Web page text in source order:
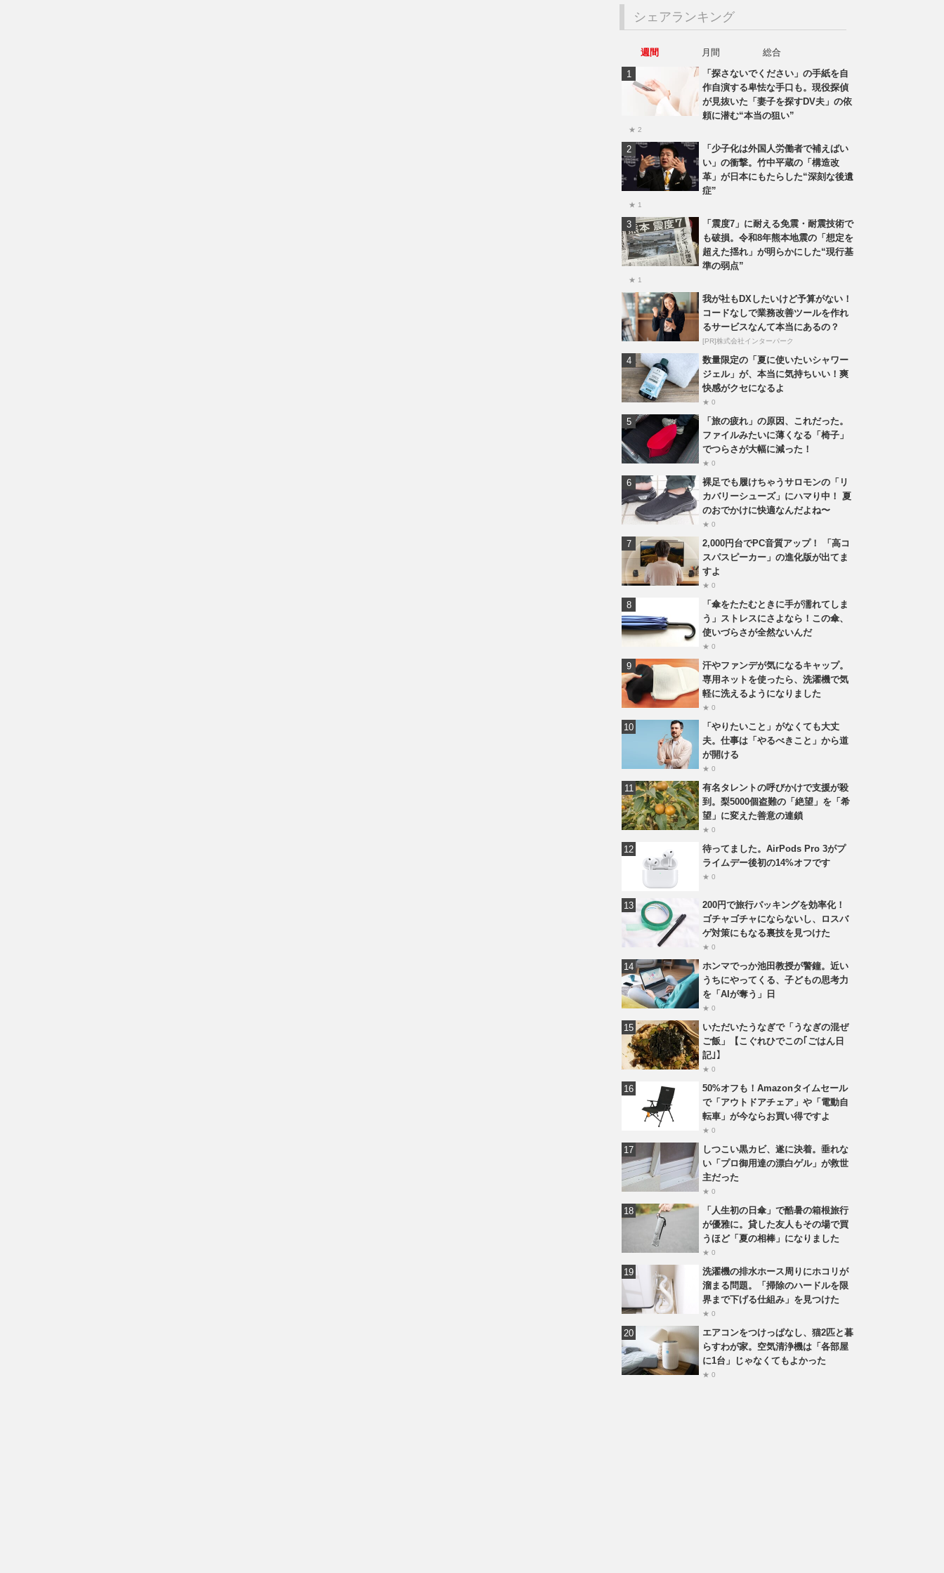
シェアランキング
週間 月間
総合
「探さないでください」の手紙を自
作自演する卑怯な手口も。現役探偵
が見抜いた「妻子を探すDV夫」の依
頼に潜む“本当の狙い”
★ 2
「少子化は外国人労働者で補えばい
い」の衝撃。竹中平蔵の「構造改
革」が日本にもたらした“深刻な後遺
症”
★ 1
「震度7」に耐える免震・耐震技術で
も破損。令和8年熊本地震の「想定を
超えた揺れ」が明らかにした“現行基
準の弱点”
★ 1
我が社もDXしたいけど予算がない！
コードなしで業務改善ツールを作れ
るサービスなんて本当にあるの？
[PR]株式会社インターパーク
数量限定の「夏に使いたいシャワー
ジェル」が、本当に気持ちいい！爽
快感がクセになるよ
★ 0
「旅の疲れ」の原因、これだった。
ファイルみたいに薄くなる「椅子」
でつらさが大幅に減った！
★ 0
裸足でも履けちゃうサロモンの「リ
カバリーシューズ」にハマり中！ 夏
のおでかけに快適なんだよね〜
★ 0
2,000円台でPC音質アップ！ 「高コ
スパスピーカー」の進化版が出てま
すよ
★ 0
「傘をたたむときに手が濡れてしま
う」ストレスにさよなら！この傘、
使いづらさが全然ないんだ
★ 0
汗やファンデが気になるキャップ。
専用ネットを使ったら、洗濯機で気
軽に洗えるようになりました
★ 0
「やりたいこと」がなくても大丈
夫。仕事は「やるべきこと」から道
が開ける
★ 0
有名タレントの呼びかけで支援が殺
到。梨5000個盗難の「絶望」を「希
望」に変えた善意の連鎖
★ 0
待ってました。AirPods Pro 3がプ
ライムデー後初の14%オフです
★ 0
200円で旅行パッキングを効率化！
ゴチャゴチャにならないし、ロスバ
ゲ対策にもなる裏技を見つけた
★ 0
ホンマでっか池田教授が警鐘。近い
うちにやってくる、子どもの思考力
を「AIが奪う」日
★ 0
いただいたうなぎで「うなぎの混ぜ
ご飯」【こぐれひでこの｢ごはん日
記｣】
★ 0
50%オフも！Amazonタイムセール
で「アウトドアチェア」や「電動自
転車」が今ならお買い得ですよ
★ 0
しつこい黒カビ、遂に決着。垂れな
い「プロ御用達の漂白ゲル」が救世
主だった
★ 0
「人生初の日傘」で酷暑の箱根旅行
が優雅に。貸した友人もその場で買
うほど「夏の相棒」になりました
★ 0
洗濯機の排水ホース周りにホコリが
溜まる問題。「掃除のハードルを限
界まで下げる仕組み」を見つけた
★ 0
エアコンをつけっぱなし、猫2匹と暮
らすわが家。空気清浄機は「各部屋
に1台」じゃなくてもよかった
★ 0